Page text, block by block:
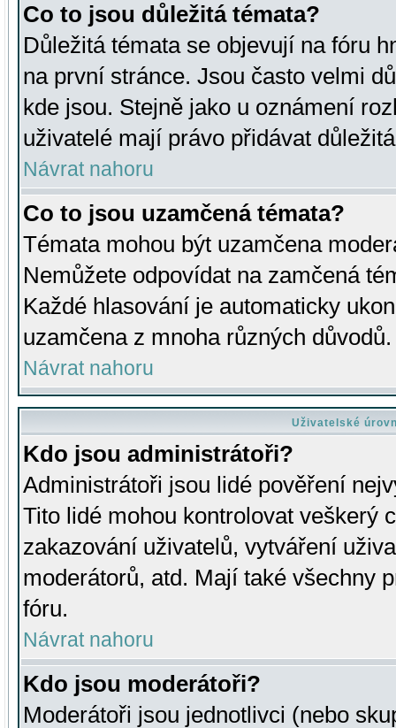
Co to jsou důležitá témata?
Důležitá témata se objevují na fóru
na první stránce. Jsou často velmi
kde jsou. Stejně jako u oznámení
uživatelé mají právo přidávat
Návrat nahoru
Co to jsou uzamčená témata?
Témata mohou být uzamčena
Nemůžete odpovídat na zamčená
Každé hlasování je automaticky
uzamčena z mnoha různých důvodů.
Návrat nahoru
Uživatelské
Kdo jsou administrátoři?
Administrátoři jsou lidé pověření
Tito lidé mohou kontrolovat veškerý
zakazování uživatelů, vytváření
moderátorů, atd. Mají také všechny
fóru.
Návrat nahoru
Kdo jsou moderátoři?
Moderátoři jsou jednotlivci (nebo